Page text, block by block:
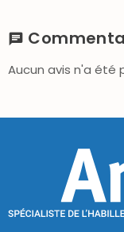
chat
Aucun avis n'a été